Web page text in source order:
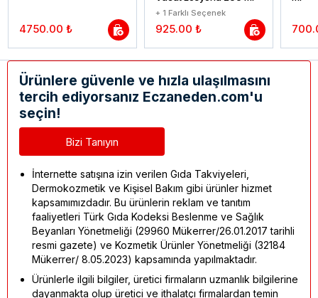
4750.00 ₺
+ 1 Farklı Seçenek
925.00 ₺
Ürünlere güvenle ve hızla ulaşılmasını
tercih ediyorsanız Eczaneden.com'u
seçin!
Bizi Tanıyın
İnternette satışına izin verilen Gıda Takviyeleri,
Dermokozmetik ve Kişisel Bakım gibi ürünler hizmet
kapsamımızdadır. Bu ürünlerin reklam ve tanıtım
faaliyetleri Türk Gıda Kodeksi Beslenme ve Sağlık
Beyanları Yönetmeliği (29960 Mükerrer/26.01.2017 tarihli
resmi gazete) ve Kozmetik Ürünler Yönetmeliği (32184
Mükerrer/ 8.05.2023) kapsamında yapılmaktadır.
Ürünlerle ilgili bilgiler, üretici firmaların uzmanlık bilgilerine
dayanmakta olup üretici ve ithalatçı firmalardan temin